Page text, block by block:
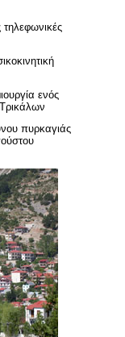
ενός
πυρκαγιάς